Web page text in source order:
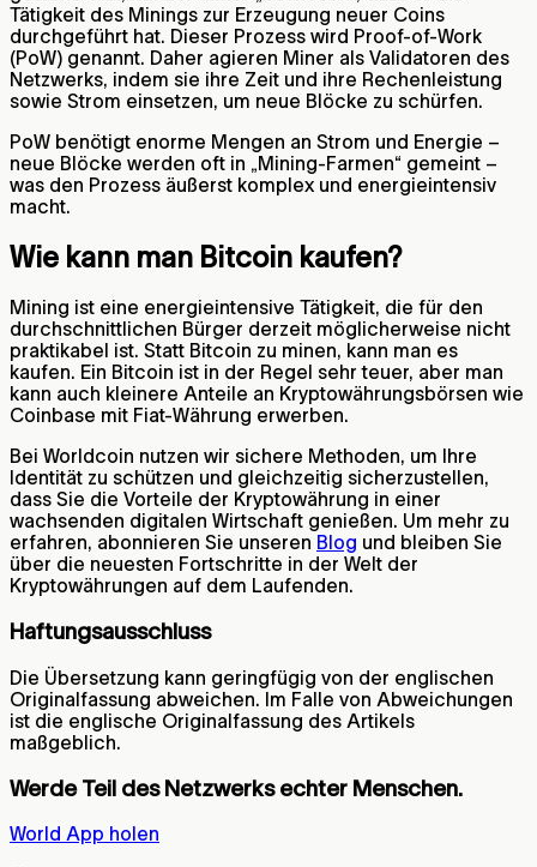
Tätigkeit des Minings zur Erzeugung neuer Coins
durchgeführt hat. Dieser Prozess wird Proof-of-Work
(PoW) genannt. Daher agieren Miner als Validatoren des
Netzwerks, indem sie ihre Zeit und ihre Rechenleistung
sowie Strom einsetzen, um neue Blöcke zu schürfen.
PoW benötigt enorme Mengen an Strom und Energie –
neue Blöcke werden oft in „Mining-Farmen“ gemeint –
was den Prozess äußerst komplex und energieintensiv
macht.
Wie kann man Bitcoin kaufen?
Mining ist eine energieintensive Tätigkeit, die für den
durchschnittlichen Bürger derzeit möglicherweise nicht
praktikabel ist. Statt Bitcoin zu minen, kann man es
kaufen. Ein Bitcoin ist in der Regel sehr teuer, aber man
kann auch kleinere Anteile an Kryptowährungsbörsen wie
Coinbase mit Fiat-Währung erwerben.
Bei Worldcoin nutzen wir sichere Methoden, um Ihre
Identität zu schützen und gleichzeitig sicherzustellen,
dass Sie die Vorteile der Kryptowährung in einer
wachsenden digitalen Wirtschaft genießen. Um mehr zu
erfahren, abonnieren Sie unseren Blog und bleiben Sie
über die neuesten Fortschritte in der Welt der
Kryptowährungen auf dem Laufenden.
Haftungsausschluss
Die Übersetzung kann geringfügig von der englischen
Originalfassung abweichen. Im Falle von Abweichungen
ist die englische Originalfassung des Artikels
maßgeblich.
Werde Teil des Netzwerks echter Menschen.
World App holen